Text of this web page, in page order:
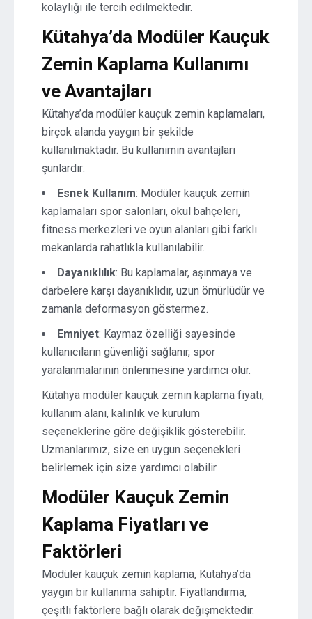
kolaylığı ile tercih edilmektedir.
Kütahya’da Modüler Kauçuk
Zemin Kaplama Kullanımı
ve Avantajları
Kütahya’da modüler kauçuk zemin kaplamaları,
birçok alanda yaygın bir şekilde
kullanılmaktadır. Bu kullanımın avantajları
şunlardır:
Esnek Kullanım: Modüler kauçuk zemin
kaplamaları spor salonları, okul bahçeleri,
fitness merkezleri ve oyun alanları gibi farklı
mekanlarda rahatlıkla kullanılabilir.
Dayanıklılık: Bu kaplamalar, aşınmaya ve
darbelere karşı dayanıklıdır, uzun ömürlüdür ve
zamanla deformasyon göstermez.
Emniyet: Kaymaz özelliği sayesinde
kullanıcıların güvenliği sağlanır, spor
yaralanmalarının önlenmesine yardımcı olur.
Kütahya modüler kauçuk zemin kaplama fiyatı,
kullanım alanı, kalınlık ve kurulum
seçeneklerine göre değişiklik gösterebilir.
Uzmanlarımız, size en uygun seçenekleri
belirlemek için size yardımcı olabilir.
Modüler Kauçuk Zemin
Kaplama Fiyatları ve
Faktörleri
Modüler kauçuk zemin kaplama, Kütahya’da
yaygın bir kullanıma sahiptir. Fiyatlandırma,
çeşitli faktörlere bağlı olarak değişmektedir.